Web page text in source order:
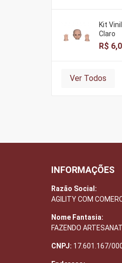
Kit
Claro
R$
Ver Todos
INFORMAÇÕES
Razão Social:
AGILITY COM
Nome Fantasia:
FAZENDO
CNPJ: 17.601.167/